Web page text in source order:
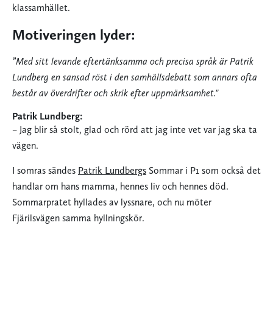
klassamhället.
Motiveringen lyder:
”Med sitt levande eftertänksamma och precisa språk är Patrik
Lundberg en sansad röst i den samhällsdebatt som annars ofta
består av överdrifter och skrik efter uppmärksamhet."
Patrik Lundberg:
– Jag blir så stolt, glad och rörd att jag inte vet var jag ska ta
vägen.
I somras sändes Patrik Lundbergs Sommar i P1 som också det
handlar om hans mamma, hennes liv och hennes död.
Sommarpratet hyllades av lyssnare, och nu möter
Fjärilsvägen samma hyllningskör.